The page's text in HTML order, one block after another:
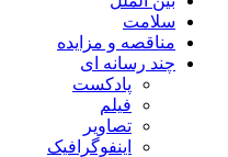
سلامت
مناقصه و مزایده
چند رسانه ای
پادکست
فیلم
تصاویر
اینفوگرافیک